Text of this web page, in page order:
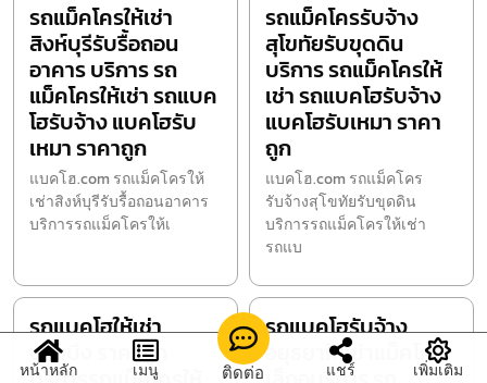
รถแม็คโครให้เช่า
สิงห์บุรีรับรื้อถอน
อาคาร บริการ รถ
แม็คโครให้เช่า รถแบค
โฮรับจ้าง แบคโฮรับ
เหมา ราคาถูก
แบคโฮ.com รถแม็คโครให้
เช่าสิงห์บุรีรับรื้อถอนอาคาร
บริการรถแม็คโครให้เ
รถแม็คโครรับจ้าง
สุโขทัยรับขุดดิน
บริการ รถแม็คโครให้
เช่า รถแบคโฮรับจ้าง
แบคโฮรับเหมา ราคา
ถูก
แบคโฮ.com รถแม็คโคร
รับจ้างสุโขทัยรับขุดดิน
บริการรถแม็คโครให้เช่า
รถแบ
รถแบคโฮให้เช่า
จอมบึง ราคาถูก
รถแบคโฮรับจ้าง
อยุธยาให้เช่าแม็คโคร
หน้าหลัก เมนู ติดต่อ แชร์ เพิ่มเติม